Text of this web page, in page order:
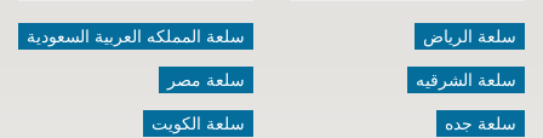
سلعة الرياض
سلعة الشرقيه
سلعة جده
سلعة المملكه العربية السعودية
سلعة مصر
سلعة الكويت